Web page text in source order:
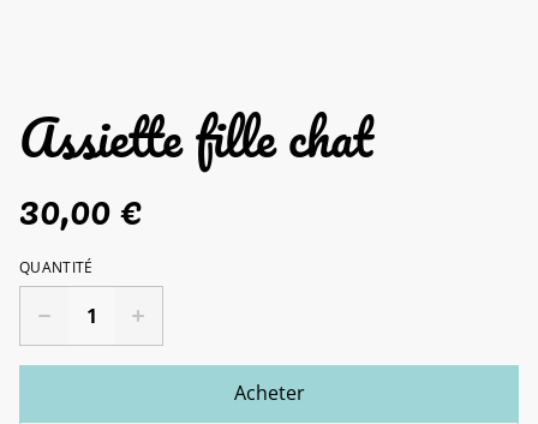
Assiette fille chat
30,00 €
QUANTITÉ
Acheter